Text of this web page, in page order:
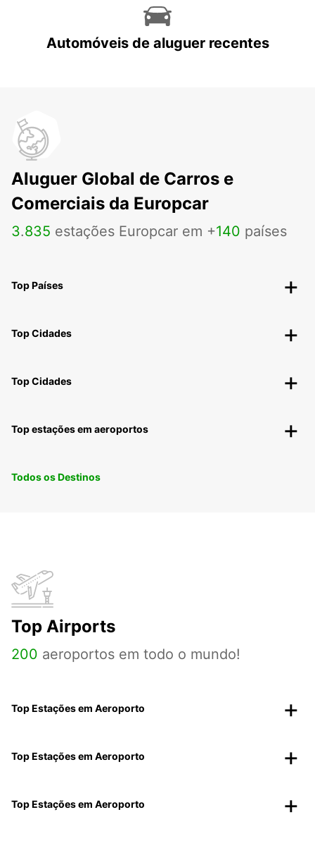
Automóveis de aluguer recentes
Aluguer Global de Carros e
Comerciais da Europcar
3.835 estações Europcar em +140 países
Top Países
Top Cidades
Top Cidades
Top estações em aeroportos
Todos os Destinos
Top Airports
200 aeroportos em todo o mundo!
Top Estações em Aeroporto
Top Estações em Aeroporto
Top Estações em Aeroporto